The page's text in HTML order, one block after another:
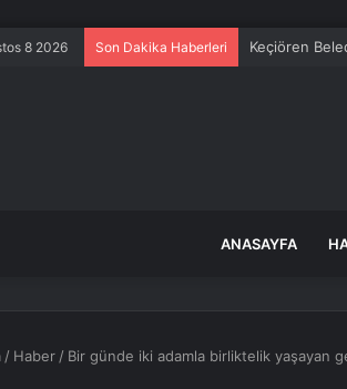
8 2026 Son Dakika Haberleri Keçiören
ANASAYFA
/ Haber / Bir günde iki adamla birliktelik yaşayan